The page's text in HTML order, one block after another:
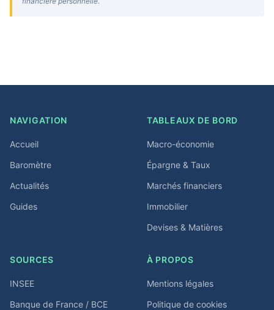
NAVIGATION
Accueil
Baromètre
Actualités
Guides
TABLEAUX DE BORD
Macro-économie
Épargne & Taux
Marchés financiers
Immobilier
Devises & Matières
SOURCES
INSEE
Banque de France / BCE
À PROPOS
Mentions légales
Politique de cookies